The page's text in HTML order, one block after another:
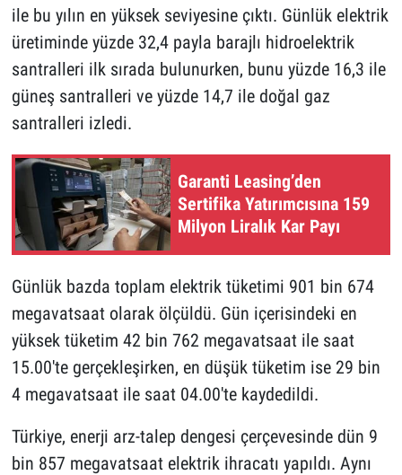
ile bu yılın en yüksek seviyesine çıktı. Günlük elektrik
üretiminde yüzde 32,4 payla barajlı hidroelektrik
santralleri ilk sırada bulunurken, bunu yüzde 16,3 ile
güneş santralleri ve yüzde 14,7 ile doğal gaz
santralleri izledi.
Garanti Leasing’den
Sertifika Yatırımcısına 159
Milyon Liralık Kar Payı
Günlük bazda toplam elektrik tüketimi 901 bin 674
megavatsaat olarak ölçüldü. Gün içerisindeki en
yüksek tüketim 42 bin 762 megavatsaat ile saat
15.00'te gerçekleşirken, en düşük tüketim ise 29 bin
4 megavatsaat ile saat 04.00'te kaydedildi.
Türkiye, enerji arz-talep dengesi çerçevesinde dün 9
bin 857 megavatsaat elektrik ihracatı yapıldı. Aynı